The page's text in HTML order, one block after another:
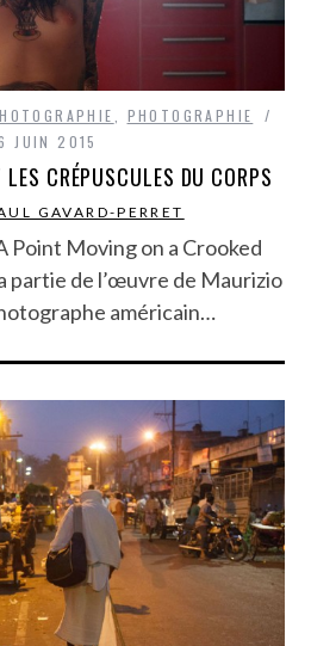
PHOTOGRAPHIE
JUIN 2015
CRÉPUSCULES DU CORPS
GAVARD-PERRET
Point Moving on a Crooked
partie de l’œuvre de Maurizio
américain…